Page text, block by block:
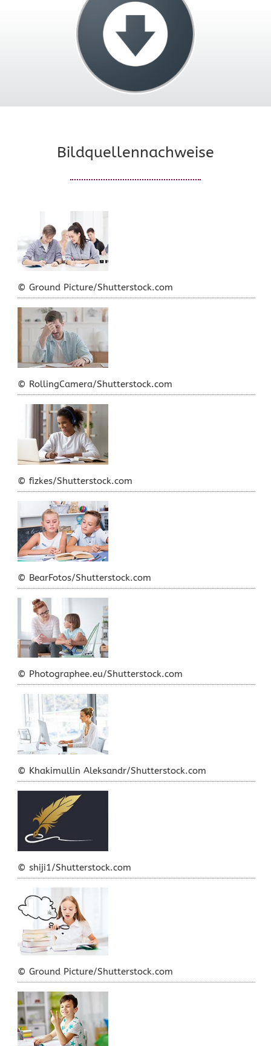
Bildquellennachweise
© Ground Picture/Shutterstock.com
© RollingCamera/Shutterstock.com
© fizkes/Shutterstock.com
© BearFotos/Shutterstock.com
© Photographee.eu/Shutterstock.com
© Khakimullin Aleksandr/Shutterstock.com
© shiji1/Shutterstock.com
© Ground Picture/Shutterstock.com